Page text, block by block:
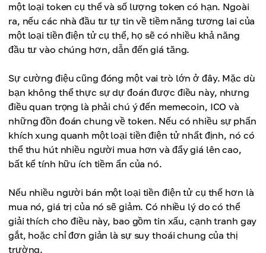
một loại token cụ thể và số lượng token có hạn. Ngoài
ra, nếu các nhà đầu tư tự tin về tiềm năng tương lai của
một loại tiền điện tử cụ thể, họ sẽ có nhiều khả năng
đầu tư vào chúng hơn, dẫn đến giá tăng.
Sự cường điệu cũng đóng một vai trò lớn ở đây. Mặc dù
bạn không thể thực sự dự đoán được điều này, nhưng
điều quan trọng là phải chú ý đến memecoin, ICO và
những đồn đoán chung về token. Nếu có nhiều sự phấn
khích xung quanh một loại tiền điện tử nhất định, nó có
thể thu hút nhiều người mua hơn và đẩy giá lên cao,
bất kể tính hữu ích tiềm ẩn của nó.
Nếu nhiều người bán một loại tiền điện tử cụ thể hơn là
mua nó, giá trị của nó sẽ giảm. Có nhiều lý do có thể
giải thích cho điều này, bao gồm tin xấu, cạnh tranh gay
gắt, hoặc chỉ đơn giản là sự suy thoái chung của thị
trường.